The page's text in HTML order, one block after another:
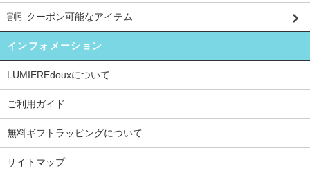
割引クーポン可能なアイテム
インフォメーション
LUMIEREdouxについて
ご利用ガイド
無料ギフトラッピングについて
サイトマップ